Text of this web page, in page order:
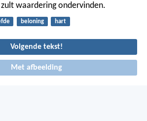
waardering ondervinden.
beloning hart
Volgende tekst!
Met afbeelding